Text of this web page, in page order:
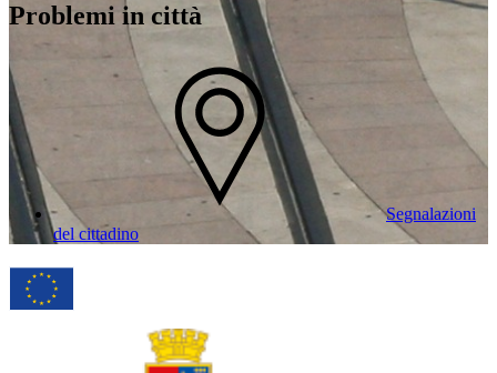
Problemi in città
Segnalazioni
del cittadino